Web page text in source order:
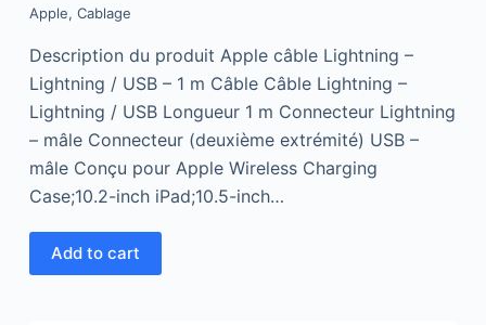
o
t
o
f
5
Apple, Cablage
Description du produit Apple câble Lightning –
Lightning / USB – 1 m Câble Câble Lightning –
Lightning / USB Longueur 1 m Connecteur Lightning
– mâle Connecteur (deuxième extrémité) USB –
mâle Conçu pour Apple Wireless Charging
Case;10.2-inch iPad;10.5-inch…
Add to cart